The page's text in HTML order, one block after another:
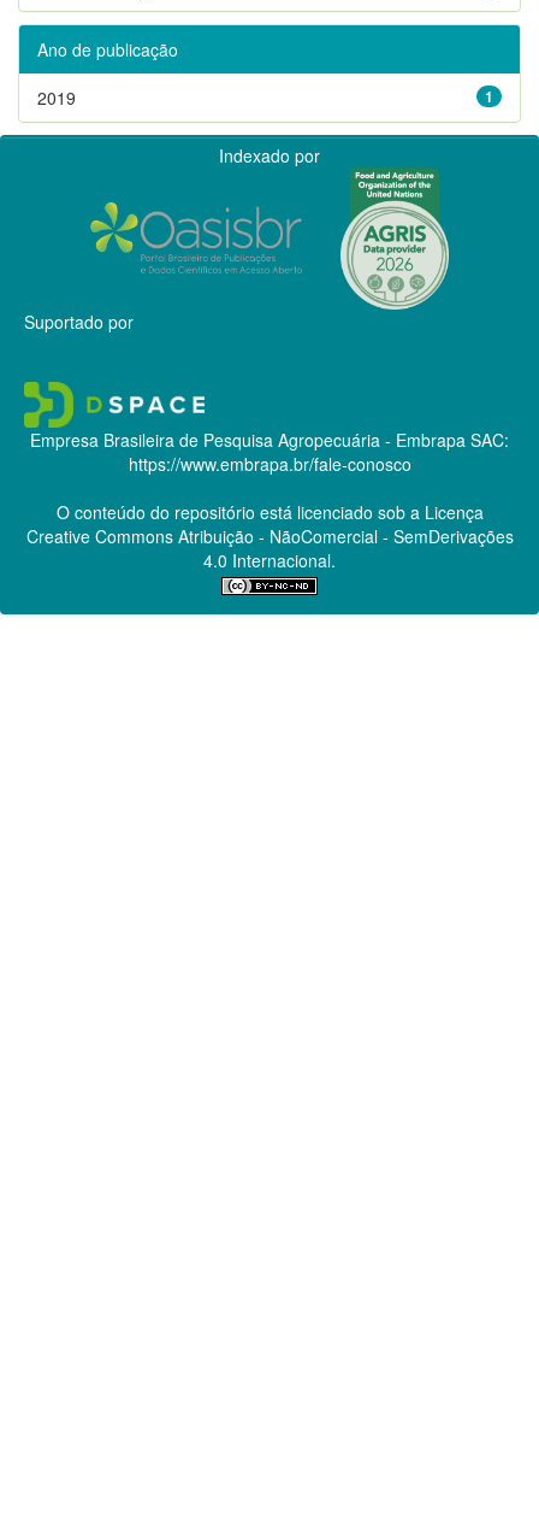
Ano de publicação
1
2019
Indexado por
Suportado por
Empresa Brasileira de Pesquisa Agropecuária - Embrapa SAC:
https://www.embrapa.br/fale-conosco
O conteúdo do repositório está licenciado sob a Licença
Creative CommonsAtribuição - NãoComercial - SemDerivações
4.0 Internacional.